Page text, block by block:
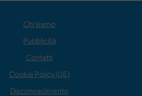
Chi siamo
Pubblicità
Contatti
Cookie Policy (UE)
Disconoscimento